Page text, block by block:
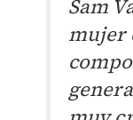
Sam
mujer